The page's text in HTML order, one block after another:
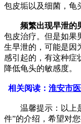
包皮垢以及细菌，龟
频繁出现早泄的
包皮治疗。但是如果
生早泄的，可能是因
感引起的，有这种症
降低龟头的敏感度。
相关阅读： 淮安市
温馨提示：以上是
件”的介绍，希望对